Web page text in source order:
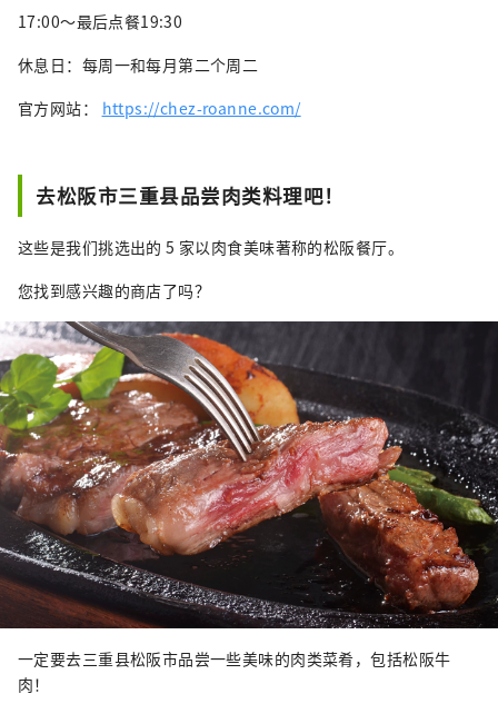
17:00～最后点餐19:30
休息日：每周一和每月第二个周二
官方网站： https://chez-roanne.com/
去松阪市三重县品尝肉类料理吧！
这些是我们挑选出的 5 家以肉食美味著称的松阪餐厅。
您找到感兴趣的商店了吗？
一定要去三重县松阪市品尝一些美味的肉类菜肴，包括松阪牛
肉！